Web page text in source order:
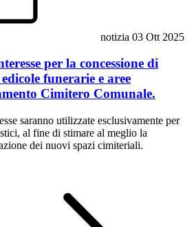
notizia 03 Ott 2025
per la concessione di
funerarie e aree
Cimitero Comunale.
saranno utilizzate esclusivamente per
al fine di stimare al meglio la
dei nuovi spazi cimiteriali.